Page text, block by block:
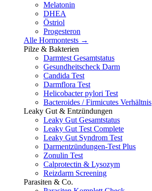
Melatonin
DHEA
Östriol
Progesteron
Alle Hormontests →
Pilze & Bakterien
Darmtest Gesamtstatus
Gesundheitscheck Darm
Candida Test
Darmflora Test
Helicobacter pylori Test
Bacteroides / Firmicutes Verhältnis
Leaky Gut & Entzündungen
Leaky Gut Gesamtstatus
Leaky Gut Test Complete
Leaky Gut Syndrom Test
Darmentzündungen-Test Plus
Zonulin Test
Calprotectin & Lysozym
Reizdarm Screening
Parasiten & Co.